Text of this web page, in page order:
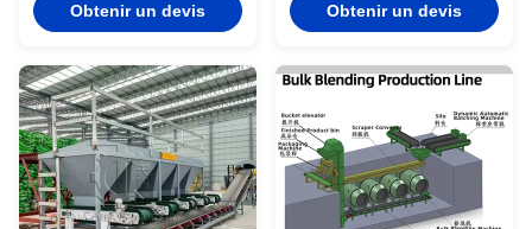
Obtenir un devis Obtenir un devis